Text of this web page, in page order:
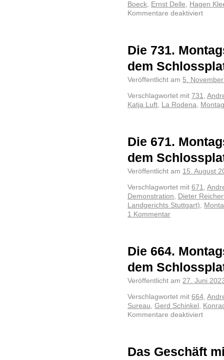
Boeck, Ernst Delle, Hagen
Kommentare deaktiviert
Die 731.
dem
Veröffentlicht am 5.
Verschlagwortet mit 731,
Katja Luft, La Rodena,
Die 671.
dem
Veröffentlicht am 15. August
Verschlagwortet mit 671,
Demonstration, Dieter
Landgerichts Stuttgart),
1 Kommentar
Die 664.
dem
Veröffentlicht am 27. Juni
Verschlagwortet mit 664,
Sureau, Gerd Schinkel ,
Kommentare deaktiviert
Das Geschäft